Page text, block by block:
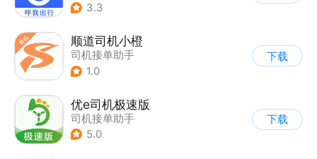
3.3
顺道司机小橙
司机接单助手
| 租车用车
1.0
下载
优e司机极速版
司机接单助手
| 租车用车
5.0
下载